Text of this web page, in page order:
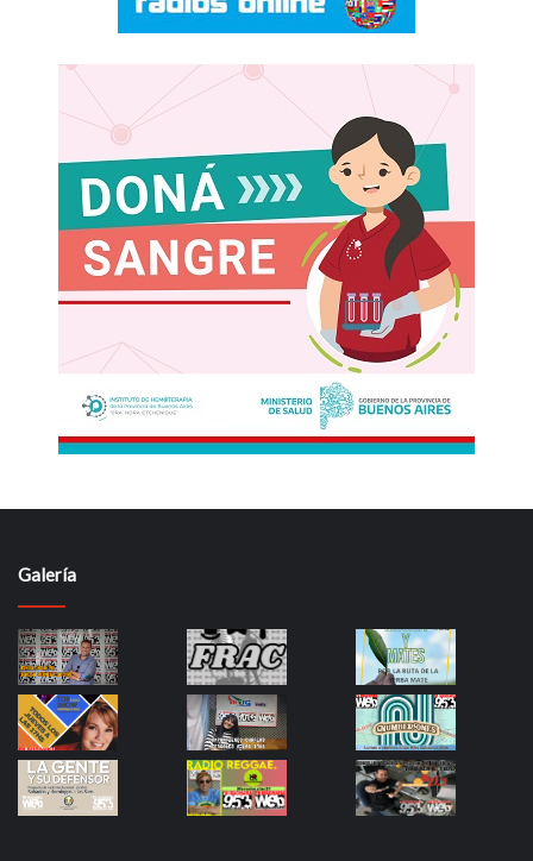
Galería